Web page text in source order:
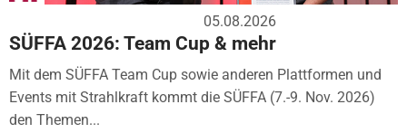
05.08.2026
SÜFFA 2026: Team Cup & mehr
Mit dem SÜFFA Team Cup sowie anderen Plattformen und
Events mit Strahlkraft kommt die SÜFFA (7.-9. Nov. 2026)
den Themen...